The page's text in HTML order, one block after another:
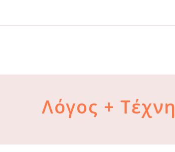
Λόγος + Τέχνη